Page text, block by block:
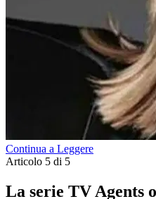
Continua a Leggere
Articolo 5 di 5
La serie TV Agents